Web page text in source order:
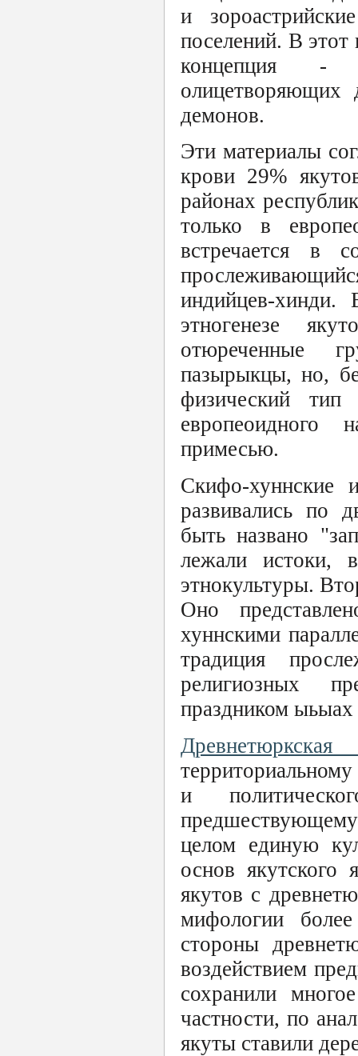
и
поселений. В этот
концепция -
олицетворяющих
демонов.
Эти материалы
крови 29%
районах
только в
встречается в
индийцев-
этногенезе
отюреченные
пазырыкцы, но,
физический
европеоидного
примесью.
Скифо-хуннские
развивались по
быть названо
лежали истоки,
этнокультуры.
Оно
хуннскими
традиция
религиозных
праздником ыьыах
Древнетюркская
и
целом единую
основ якутского
якутов с
мифологии
стороны
воздействием
сохранили
частности, по
якуты ставили